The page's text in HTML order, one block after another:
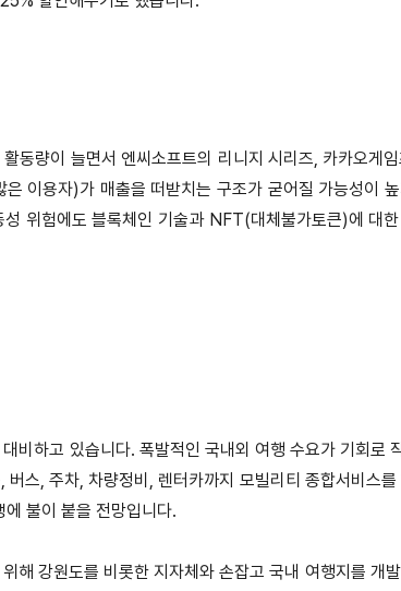
활동량이 늘면서 엔씨소프트의 리니지 시리즈, 카카오게
이용자)가 매출을 떠받치는 구조가 굳어질 가능성이
위험에도 블록체인 기술과 NFT(대체불가토큰)에 대
비하고 있습니다. 폭발적인 국내외 여행 수요가 기회로
버스, 주차, 차량정비, 렌터카까지 모빌리티 종합서비스
불이 붙을 전망입니다.
해 강원도를 비롯한 지자체와 손잡고 국내 여행지를 개